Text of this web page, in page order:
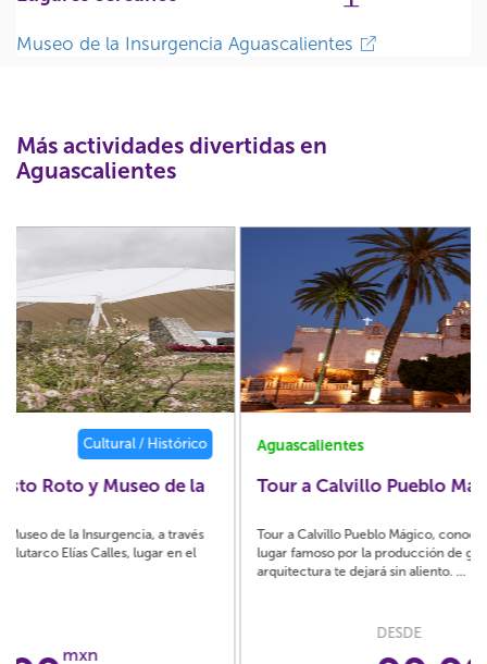
Museo de la Insurgencia Aguascalientes
Más actividades divertidas en
Aguascalientes
Aguascalientes Cultural / Histórico
Tour a Calvillo Pueblo Mágico
Tour a Calvillo Pueblo Mágico, conoce un pintoresco pueblo, este
lugar famoso por la producción de guayabas y su hermosa